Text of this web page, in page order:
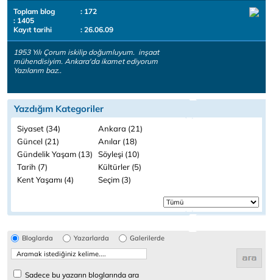
Toplam blog
: 172
: 1405
Kayıt tarihi
: 26.06.09
1953 Yılı Çorum iskilip doğumluyum. inşaat
mühendisiyim. Ankara'da ikamet ediyorum
Yazılarım baz..
Yazdığım Kategoriler
Siyaset (34)
Ankara (21)
Güncel (21)
Anılar (18)
Gündelik Yaşam (13)
Söyleşi (10)
Tarih (7)
Kültürler (5)
Kent Yaşamı (4)
Seçim (3)
Bloglarda Yazarlarda Galerilerde
Sadece bu yazarın bloglarında ara